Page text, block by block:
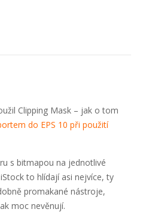
Clipping Mask – jak o tom
do EPS 10 při použití
s bitmapou na jednotlivé
to hlídají asi nejvíce, ty
promakané nástroje,
moc nevěnují.